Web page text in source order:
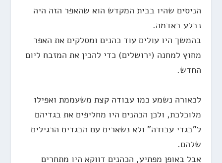
הניסים שהיו בבית המקדש הוא שהאפר הזה היה
נבלע באדמה.
בהמשך היו עולים עוד כהנים ומסלקים את האפר
מחוץ למחנה (ירושלים) כדי להכין את המזבח ליום
החדש.
לכאורה נשמע כמו עבודה קצת משעממת ואפילו
מלוכלכת, ולכן הכהנים היו מחליפים את בגדיהם
ל"בגדי עבודה" ולא נשארים עם הבגדים הרגילים
שלהם.
אבל באופן מפתיע, הכהנים דווקא היו מתחרים